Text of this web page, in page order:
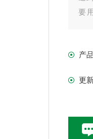
要
产
更